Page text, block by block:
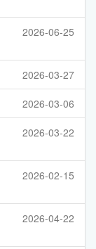
2026-06-25
2026-03-27
2026-03-06
2026-03-22
2026-02-15
2026-04-22